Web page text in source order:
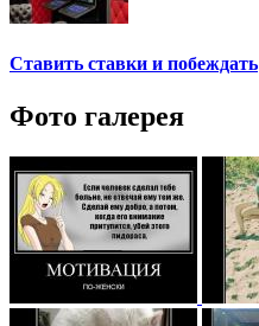
Ставить ставки и побеждать
Фото галерея